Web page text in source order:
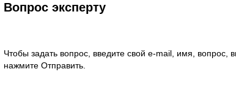
Вопрос эксперту
Чтобы задать вопрос, введите свой e-mail, имя, вопрос,
нажмите Отправить.